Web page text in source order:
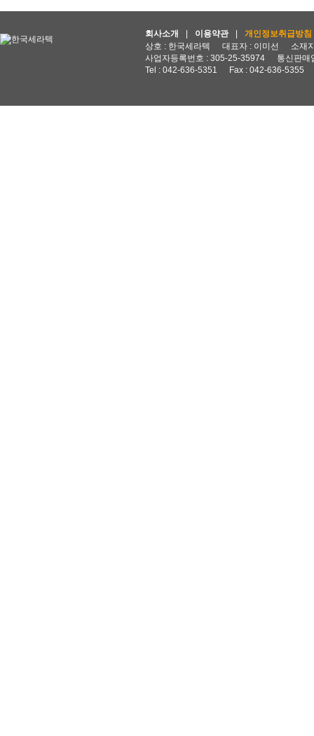
회사소개 이용약관
개인정보취급방침
상호 : 한국세라텍
대표자 : 이미선
소재
사업자등록번호 : 305-25-35974
통신판매
Tel : 042-636-5351
Fax : 042-636-5355